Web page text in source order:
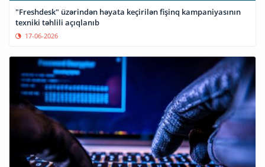
"Freshdesk" üzərindən həyata keçirilən fişinq kampaniyasının
texniki təhlili açıqlanıb
17-06-2026